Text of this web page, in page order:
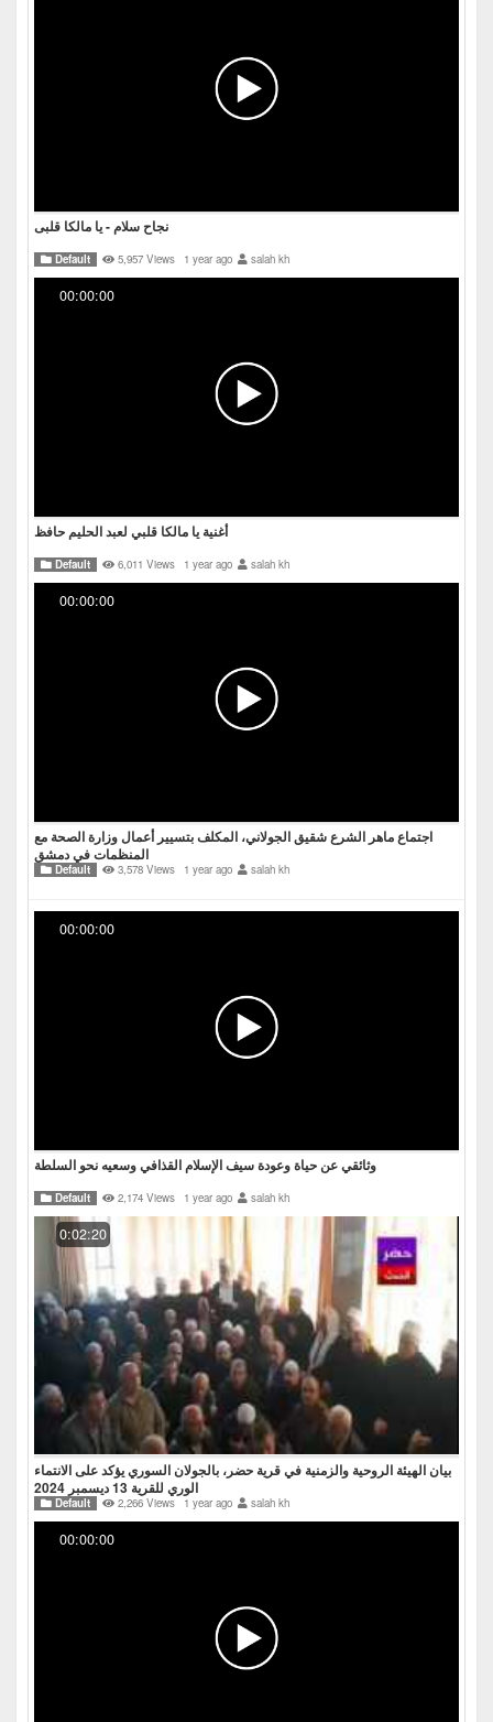
نجاح سلام - يا مالكا قلبى
Default 5,957 Views 1 year ago salah kh
00:00:00
أغنية يا مالكا قلبي لعبد الحليم حافظ
Default 6,011 Views 1 year ago salah kh
00:00:00
اجتماع ماهر الشرع شقيق الجولاني، المكلف بتسيير أعمال وزارة الصحة مع
المنظمات في دمشق
Default 3,578 Views 1 year ago salah kh
00:00:00
وثائقي عن حياة وعودة سيف الإسلام القذافي وسعيه نحو السلطة
Default 2,174 Views 1 year ago salah kh
0:02:20
بيان الهيئة الروحية والزمنية في قرية حضر، بالجولان السوري يؤكد على الانتماء
الوري للقرية 13 ديسمبر 2024
Default 2,266 Views 1 year ago salah kh
00:00:00